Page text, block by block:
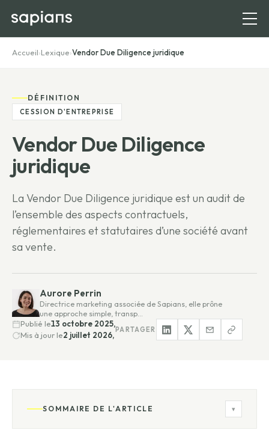
Accueil›Lexique›Vendor Due Diligence juridique
DÉFINITION
CESSION D'ENTREPRISE
Vendor Due Diligence
juridique
La Vendor Due Diligence juridique est un audit de
l’ensemble des aspects contractuels,
réglementaires et statutaires d’une société avant
sa vente.
Aurore Perrin
Directrice marketing associée de Sapians, elle prône
une approche simple, transp…
Publié le13 octobre 2025,
Mis à jour le2 juillet 2026,
PARTAGER
SOMMAIRE DE L'ARTICLE ▾